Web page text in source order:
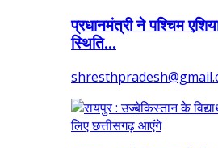
प्रधानमंत्री ने पश्चिम
स्थिति...